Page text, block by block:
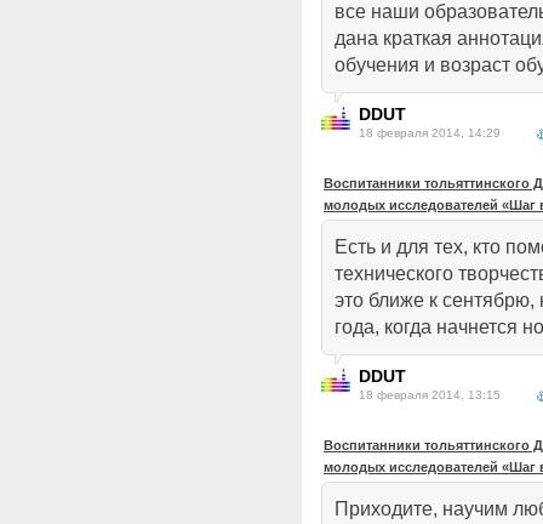
все наши
дана краткая
обучения и возраст
DDUT
18 февраля 2014, 14:29
Воспитанники тольяттинского
молодых исследователей «Шаг
Есть и для тех, кто
технического
это ближе к сентябрю,
года, когда начнется
DDUT
18 февраля 2014, 13:15
Воспитанники тольяттинского
молодых исследователей «Шаг
Приходите, научим